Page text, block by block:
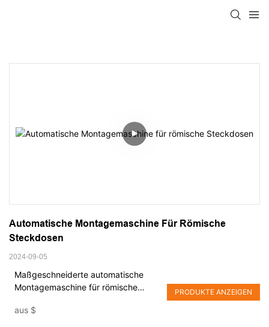
Automatische Montagemaschine Für Römische
Steckdosen
2024-09-05
Maßgeschneiderte automatische
Montagemaschine für römische
aus $
PRODUKTE ANZEIGEN